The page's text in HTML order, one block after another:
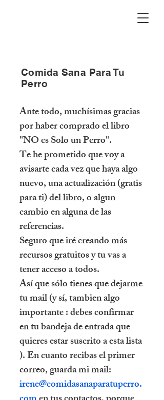
Comida Sana Para Tu
Perro
Ante todo, muchísimas gracias
por haber comprado el libro
"NO es Solo un Perro".
Te he prometido que voy a
avisarte cada vez que haya algo
nuevo, una actualización (gratis
para ti) del libro, o algun
cambio en alguna de las
referencias.
Seguro que iré creando más
recursos gratuitos y tu vas a
tener acceso a todos.
Así que sólo tienes que dejarme
tu mail (y sí, tambien algo
importante : debes confirmar
en tu bandeja de entrada que
quieres estar suscrito a esta lista
). En cuanto recibas el primer
correo, guarda mi mail:
irene@comidasanaparatuperro.